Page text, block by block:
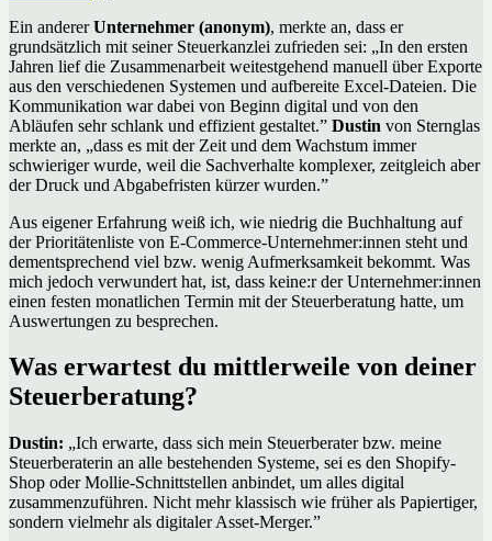
Ein andererUnternehmer (anonym), merkte an, dass er
grundsätzlich mit seiner Steuerkanzlei zufrieden sei: „In den ersten
Jahren lief die Zusammenarbeit weitestgehend manuell über Exporte
aus den verschiedenen Systemen und aufbereite Excel-Dateien. Die
Kommunikation war dabei von Beginn digital und von den
Abläufen sehr schlank und effizient gestaltet.” Dustin von Sternglas
merkte an, „dass es mit der Zeit und dem Wachstum immer
schwieriger wurde, weil die Sachverhalte komplexer, zeitgleich aber
der Druck und Abgabefristen kürzer wurden.”
Aus eigener Erfahrung weiß ich, wie niedrig die Buchhaltung auf
der Prioritätenliste von E-Commerce-Unternehmer:innen steht und
dementsprechend viel bzw. wenig Aufmerksamkeit bekommt. Was
mich jedoch verwundert hat, ist, dass keine:r der Unternehmer:innen
einen festen monatlichen Termin mit der Steuerberatung hatte, um
Auswertungen zu besprechen.
Was erwartest du mittlerweile von deiner
Steuerberatung?
Dustin: „Ich erwarte, dass sich mein Steuerberater bzw. meine
Steuerberaterin an alle bestehenden Systeme, sei es den Shopify-
Shop oder Mollie-Schnittstellen anbindet, um alles digital
zusammenzuführen. Nicht mehr klassisch wie früher als Papiertiger,
sondern vielmehr als digitaler Asset-Merger.”